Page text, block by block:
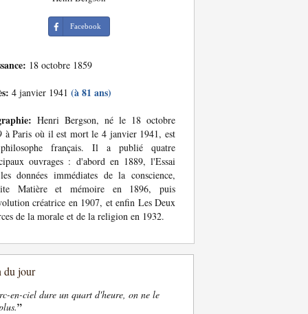
Facebook
18 octobre 1859
4 janvier 1941 (à 81 ans)
Henri Bergson, né le 18 octobre
à Paris où il est mort le 4 janvier 1941, est
français. Il a publié quatre
ouvrages : d'abord en 1889, l'Essai
données immédiates de la conscience,
Matière et mémoire en 1896, puis
créatrice en 1907, et enfin Les Deux
de la morale et de la religion en 1932.
du jour
en-ciel dure un quart d'heure, on ne le
”